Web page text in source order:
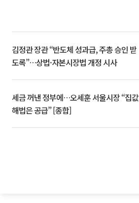
김정관 장관 “반도체 성과급, 주총 승인 받
도록”…상법·자본시장법 개정 시사
세금 꺼낸 정부에…오세훈 서울시장 “집값
해법은 공급” [종합]